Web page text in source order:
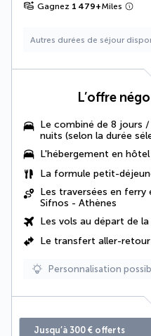
Gagnez 1 479+Miles
Autres durées de séjour
L’offre
Le combiné de 8 jours
nuits (selon la durée
L'hébergement en
La formule petit-
Les traversées en
Sifnos - Athènes
Les vols au départ de
Le transfert aller-
Personnalisation
Jusqu’à 300 € offerts